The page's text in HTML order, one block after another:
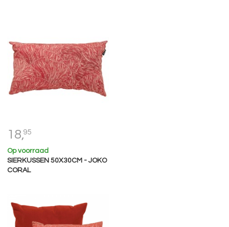
18,95
Op voorraad
SIERKUSSEN 50X30CM - JOKO
CORAL